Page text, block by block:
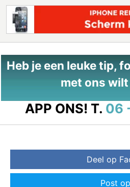
Heb je een leuke tip,
met ons
APP ONS! T. 06
Deel op
Post